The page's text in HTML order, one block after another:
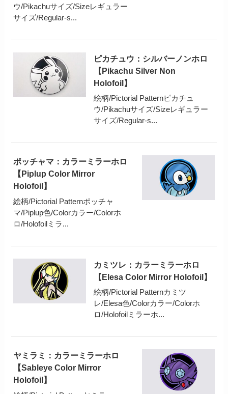
ウ/Pikachuサイズ/Sizeレギュラー
サイズ/Regular-s...
ピカチュウ：シルバーノンホロ
【Pikachu Silver Non
Holofoil】
絵柄/Pictorial Patternピカチュ
ウ/Pikachuサイズ/Sizeレギュラー
サイズ/Regular-s...
ポッチャマ：カラーミラーホロ
【Piplup Color Mirror
Holofoil】
絵柄/Pictorial Patternポッチャ
マ/Piplup色/Colorカラー/Colorホ
ロ/Holofoilミラ...
カミツレ：カラーミラーホロ
【Elesa Color Mirror Holofoil】
絵柄/Pictorial Patternカミツ
レ/Elesa色/Colorカラー/Colorホ
ロ/Holofoilミラーホ...
ヤミラミ：カラーミラーホロ
【Sableye Color Mirror
Holofoil】